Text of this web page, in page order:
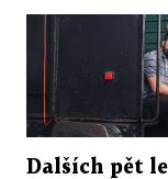
Dalších pět